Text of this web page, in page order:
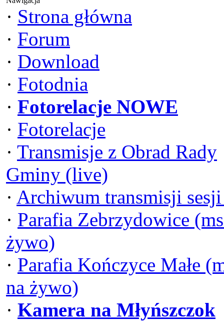
· Strona główna
· Forum
· Download
· Fotodnia
· Fotorelacje NOWE
· Fotorelacje
· Transmisje z Obrad Rady
Gminy (live)
· Archiwum transmisji
· Parafia Zebrzydowice
żywo)
· Parafia Kończyce Małe
na żywo)
· Kamera na Młyńszczok